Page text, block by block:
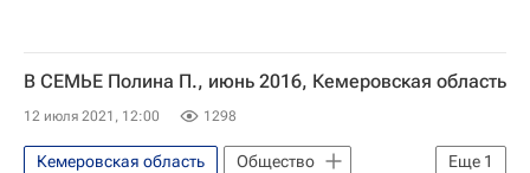
В СЕМЬЕ Полина П., июнь 2016, Кемеровская область
12 июля 2021, 12:00 1298
Еще 1
Кемеровская область
Общество